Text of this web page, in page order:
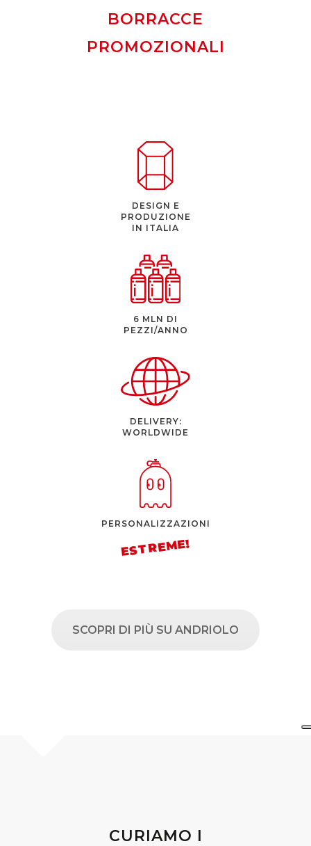
BORRACCE
PROMOZIONALI
DESIGN E
PRODUZIONE
IN ITALIA
6 MLN DI
PEZZI/ANNO
DELIVERY:
WORLDWIDE
PERSONALIZZAZIONI
SCOPRI DI PIÙ SU ANDRIOLO
CURIAMO I